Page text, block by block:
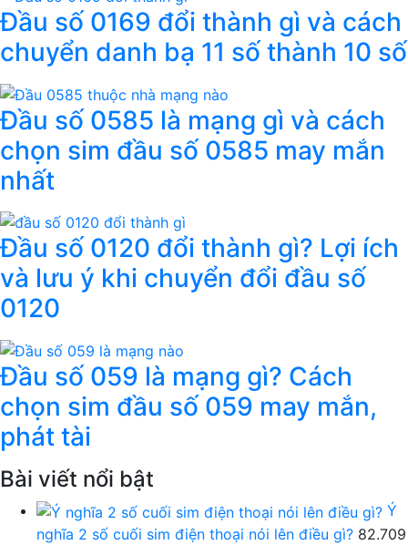
Đầu số 0169 đổi thành gì và cách
chuyển danh bạ 11 số thành 10 số
Đầu số 0585 là mạng gì và cách
chọn sim đầu số 0585 may mắn
nhất
Đầu số 0120 đổi thành gì? Lợi ích
và lưu ý khi chuyển đổi đầu số
0120
Đầu số 059 là mạng gì? Cách
chọn sim đầu số 059 may mắn,
phát tài
Bài viết nổi bật
Ý
nghĩa 2 số cuối sim điện thoại nói lên điều gì? 82.709